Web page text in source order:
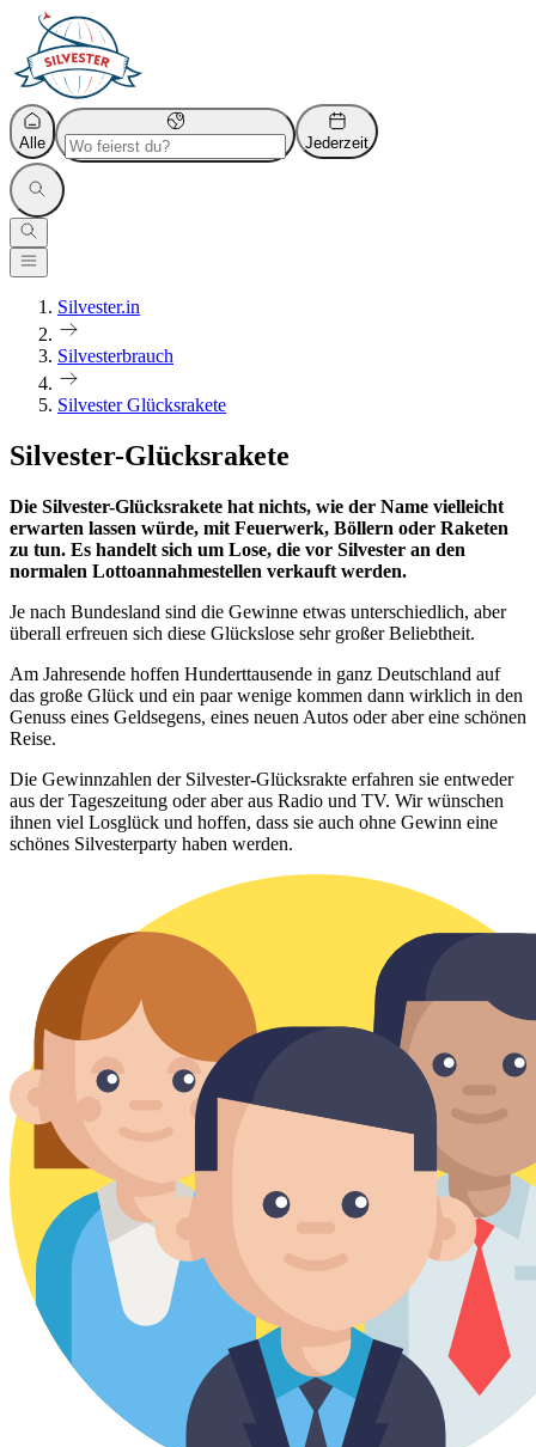
Alle Jederzeit
Silvester.in
Silvesterbrauch
Silvester Glücksrakete
Silvester-Glücksrakete
Die Silvester-Glücksrakete hat nichts, wie der Name vielleicht
erwarten lassen würde, mit Feuerwerk, Böllern oder Raketen
zu tun. Es handelt sich um Lose, die vor Silvester an den
normalen Lottoannahmestellen verkauft werden.
Je nach Bundesland sind die Gewinne etwas unterschiedlich, aber
überall erfreuen sich diese Glückslose sehr großer Beliebtheit.
Am Jahresende hoffen Hunderttausende in ganz Deutschland auf
das große Glück und ein paar wenige kommen dann wirklich in den
Genuss eines Geldsegens, eines neuen Autos oder aber eine schönen
Reise.
Die Gewinnzahlen der Silvester-Glücksrakte erfahren sie entweder
aus der Tageszeitung oder aber aus Radio und TV. Wir wünschen
ihnen viel Losglück und hoffen, dass sie auch ohne Gewinn eine
schönes Silvesterparty haben werden.